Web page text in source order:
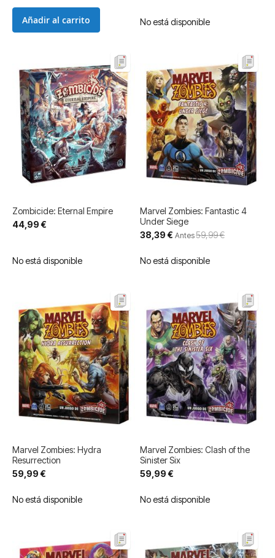
Añadir al carrito No está disponible
Zombicide: Eternal Empire
44,99 €
No está disponible
Marvel Zombies: Fantastic 4
Under Siege
Precio
especial
38,39 € Antes59,99 €
No está disponible
Marvel Zombies: Hydra
Resurrection
59,99 €
No está disponible
Marvel Zombies: Clash of the
Sinister Six
59,99 €
No está disponible